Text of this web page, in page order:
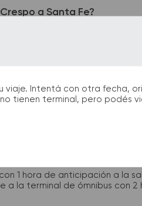
viaje. Intentá con otra fecha,
tienen terminal, pero podés
a Santa Fe?
en French Rios. La terminal
kioscos, sanitarios,
en la terminal de micros?
1 hora de anticipación a la
la terminal de ómnibus con 2